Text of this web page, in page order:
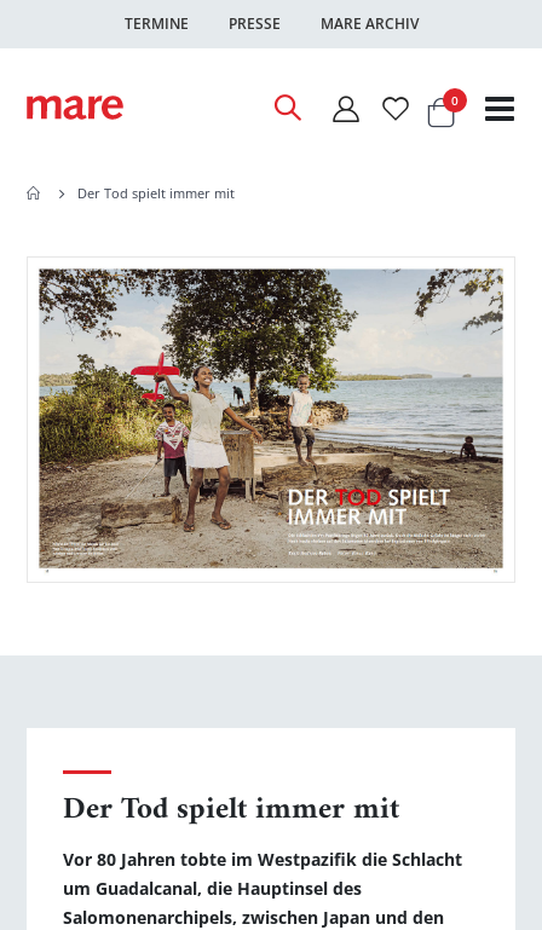
TERMINE PRESSE MARE ARCHIV
Warenkorb
0Artikel
Der Tod spielt immer mit
Zum
Ende
der
Bildgalerie
springen
Zum
Anfang
der
Bildgalerie
springen
Der Tod spielt immer mit
Vor 80 Jahren tobte im Westpazifik die Schlacht
um Guadalcanal, die Hauptinsel des
Salomonenarchipels, zwischen Japan und den